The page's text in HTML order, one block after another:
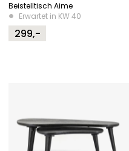
Beistelltisch Aime
Erwartet in KW 40
299,-